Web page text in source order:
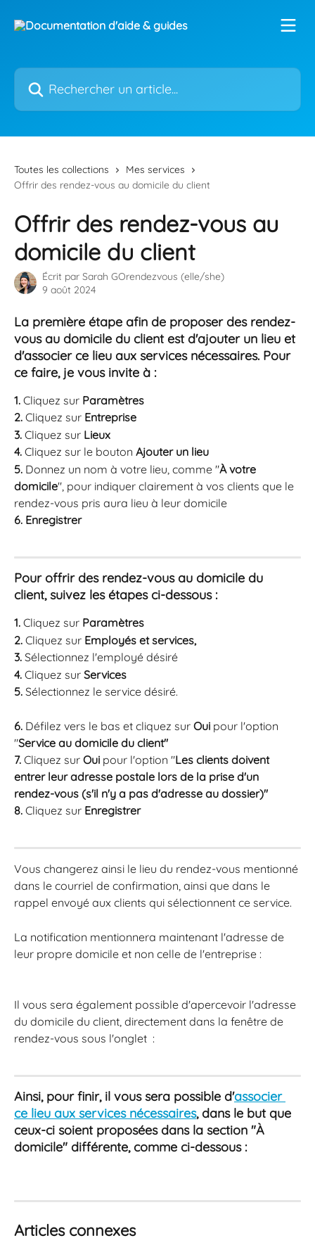
Rechercher un article...
Toutes les collections
Mes services
Offrir des rendez-vous au domicile du client
Offrir des rendez-vous au
domicile du client
Écrit par Sarah GOrendezvous (elle/she)
9 août 2024
La première étape afin de proposer des rendez-
vous au domicile du client est d'ajouter un lieu et
d'associer ce lieu aux services nécessaires. Pour
ce faire, je vous invite à :
1. Cliquez sur Paramètres
2. Cliquez sur Entreprise
3. Cliquez sur Lieux
4. Cliquez sur le bouton Ajouter un lieu
5. Donnez un nom à votre lieu, comme "À votre
domicile", pour indiquer clairement à vos clients que le
rendez-vous pris aura lieu à leur domicile
6. Enregistrer
Pour offrir des rendez-vous au domicile du
client, suivez les étapes ci-dessous :
1. Cliquez sur Paramètres
2. Cliquez sur Employés et services,
3. Sélectionnez l'employé désiré
4. Cliquez sur Services
5. Sélectionnez le service désiré.
6. Défilez vers le bas et cliquez sur Oui pour l'option
"Service au domicile du client"
7. Cliquez sur Oui pour l'option "Les clients doivent
entrer leur adresse postale lors de la prise d'un
rendez-vous (s'il n'y a pas d'adresse au dossier)"
8. Cliquez sur Enregistrer
Vous changerez ainsi le lieu du rendez-vous mentionné
dans le courriel de confirmation, ainsi que dans le
rappel envoyé aux clients qui sélectionnent ce service.
La notification mentionnera maintenant l'adresse de
leur propre domicile et non celle de l'entreprise :
Il vous sera également possible d'apercevoir l'adresse
du domicile du client, directement dans la fenêtre de
rendez-vous sous l'onglet  :
Ainsi, pour finir, il vous sera possible d'associer
ce lieu aux services nécessaires, dans le but que
ceux-ci soient proposées dans la section "À
domicile" différente, comme ci-dessous :
Articles connexes